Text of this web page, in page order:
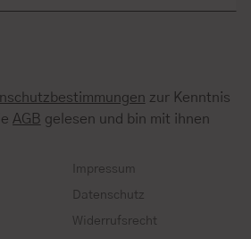
zur Kenntnis
AGB gelesen und bin mit ihnen
Impressum
Datenschutz
Widerrufsrecht